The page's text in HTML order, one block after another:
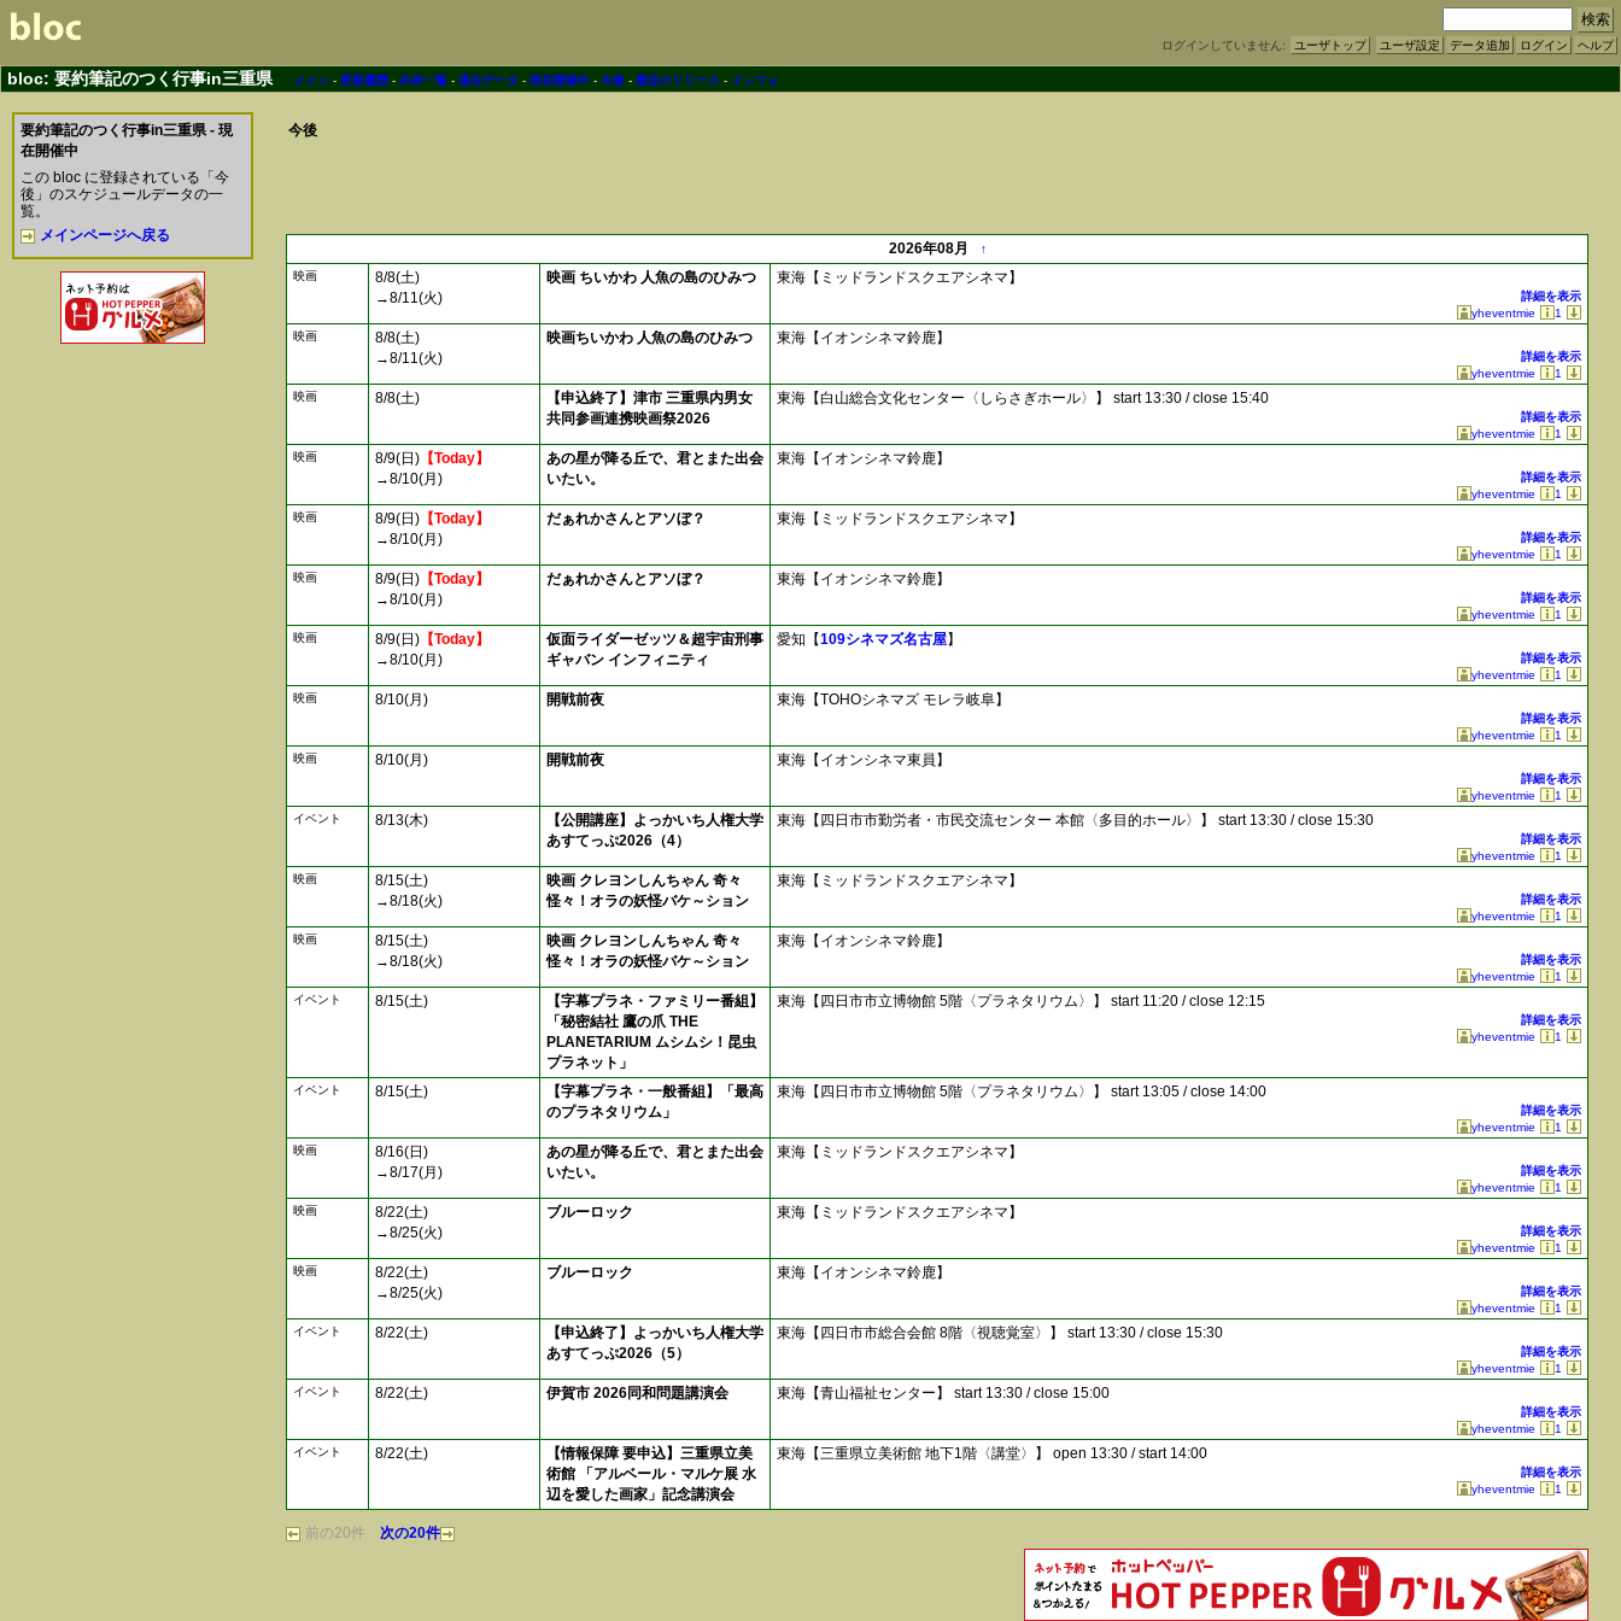
ログインしていません: ユーザトップ ユーザ設定 データ追加 ログイン ヘルプ
bloc: 要約筆記のつく行事in三重県 メイン -更新履歴 -共有一覧 -過去データ -現在開催中 -今後 -最近のリリース - インフォ
要約筆記のつく行事in三重県 - 現
在開催中
この bloc に登録されている「今
後」のスケジュールデータの一
覧。
メインページへ戻る
今後
2026年08月
↑
映画
8/8(土)
→8/11(火)
映画 ちいかわ 人魚の島のひみつ 東海【ミッドランドスクエアシネマ】
詳細を表示
yheventmie
1
映画
8/8(土)
→8/11(火)
映画ちいかわ 人魚の島のひみつ 東海【イオンシネマ鈴鹿】
詳細を表示
yheventmie
1
映画
8/8(土)
【申込終了】津市 三重県内男女
共同参画連携映画祭2026
東海【白山総合文化センター〈しらさぎホール〉】 start 13:30 / close 15:40
詳細を表示
yheventmie
1
映画
8/9(日) 【Today】
→8/10(月)
あの星が降る丘で、君とまた出会
いたい。
東海【イオンシネマ鈴鹿】
詳細を表示
yheventmie
1
映画
8/9(日) 【Today】
→8/10(月)
だぁれかさんとアソぼ？ 東海【ミッドランドスクエアシネマ】
詳細を表示
yheventmie
1
映画
8/9(日) 【Today】
→8/10(月)
だぁれかさんとアソぼ？ 東海【イオンシネマ鈴鹿】
詳細を表示
yheventmie
1
映画
8/9(日) 【Today】
→8/10(月)
仮面ライダーゼッツ＆超宇宙刑事
ギャバン インフィニティ
愛知【109シネマズ名古屋】
詳細を表示
yheventmie
1
映画
8/10(月) 開戦前夜 東海【TOHOシネマズ モレラ岐阜】
詳細を表示
yheventmie
1
映画
8/10(月) 開戦前夜 東海【イオンシネマ東員】
詳細を表示
yheventmie
1
イベント
8/13(木)
【公開講座】よっかいち人権大学
あすてっぷ2026（4）
東海【四日市市勤労者・市民交流センター 本館〈多目的ホール〉】 start 13:30 / close 15:30
詳細を表示
yheventmie
1
映画
8/15(土)
→8/18(火)
映画 クレヨンしんちゃん 奇々
怪々！オラの妖怪バケ～ション
東海【ミッドランドスクエアシネマ】
詳細を表示
yheventmie
1
映画
8/15(土)
→8/18(火)
映画 クレヨンしんちゃん 奇々
怪々！オラの妖怪バケ～ション
東海【イオンシネマ鈴鹿】
詳細を表示
yheventmie
1
イベント
8/15(土)
【字幕プラネ・ファミリー番組】
「秘密結社 鷹の爪 THE
PLANETARIUM ムシムシ！昆虫
プラネット」
東海【四日市市立博物館 5階〈プラネタリウム〉】 start 11:20 / close 12:15
詳細を表示
yheventmie
1
イベント 8/15(土)
【字幕プラネ・一般番組】「最高
のプラネタリウム」
東海【四日市市立博物館 5階〈プラネタリウム〉】 start 13:05 / close 14:00
詳細を表示
yheventmie
1
映画
8/16(日)
→8/17(月)
あの星が降る丘で、君とまた出会
いたい。
東海【ミッドランドスクエアシネマ】
詳細を表示
yheventmie
1
映画
8/22(土)
→8/25(火)
ブルーロック 東海【ミッドランドスクエアシネマ】
詳細を表示
yheventmie
1
映画
8/22(土)
→8/25(火)
ブルーロック 東海【イオンシネマ鈴鹿】
詳細を表示
yheventmie
1
イベント
8/22(土)
【申込終了】よっかいち人権大学
あすてっぷ2026（5）
東海【四日市市総合会館 8階〈視聴覚室〉】 start 13:30 / close 15:30
詳細を表示
yheventmie
1
イベント
8/22(土) 伊賀市 2026同和問題講演会 東海【青山福祉センター】 start 13:30 / close 15:00
詳細を表示
yheventmie
1
イベント
8/22(土)
【情報保障 要申込】三重県立美
術館 「アルベール・マルケ展 水
辺を愛した画家」記念講演会
東海【三重県立美術館 地下1階〈講堂〉】 open 13:30 / start 14:00
詳細を表示
yheventmie
1
前の20件 次の20件